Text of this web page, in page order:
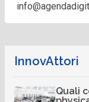
InnovAttori
Quali